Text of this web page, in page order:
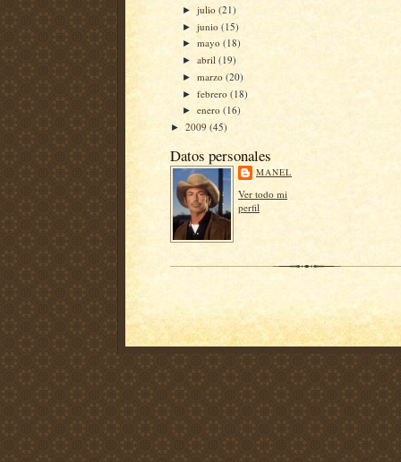
►julio(21)
►junio(15)
►mayo(18)
►abril(19)
►marzo(20)
►febrero(18)
►enero(16)
► 2009 (45)
Datos personales
MANEL
Ver todo mi
perfil